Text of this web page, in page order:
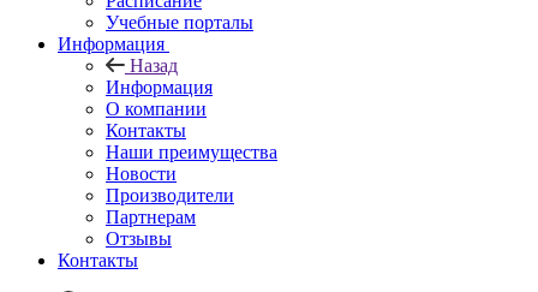
Учебные порталы
Информация
Назад
Информация
О компании
Контакты
Наши преимущества
Новости
Производители
Партнерам
Отзывы
Контакты